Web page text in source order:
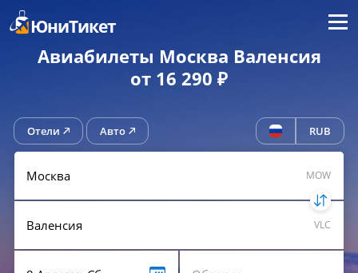
ЮниТикет Меню
Авиабилеты Москва Валенсия
от 16 290 ₽
Отели Авто RUB
MOW
VLC